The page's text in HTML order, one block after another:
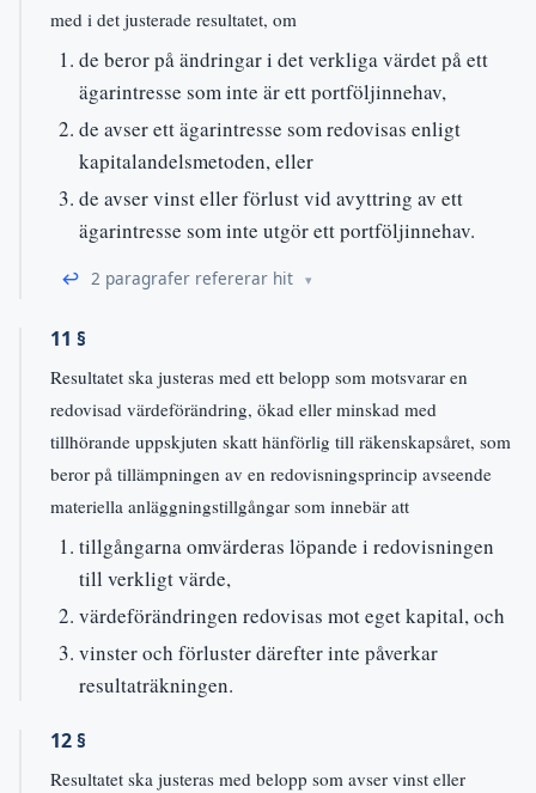
med i det justerade resultatet, om
de beror på ändringar i det verkliga värdet på ett
ägarintresse som inte är ett portföljinnehav,
de avser ett ägarintresse som redovisas enligt
kapitalandelsmetoden, eller
de avser vinst eller förlust vid avyttring av ett
ägarintresse som inte utgör ett portföljinnehav.
↩ 2 paragrafer refererar hit
11 §
Resultatet ska justeras med ett belopp som motsvarar en
redovisad värdeförändring, ökad eller minskad med
tillhörande uppskjuten skatt hänförlig till räkenskapsåret, som
beror på tillämpningen av en redovisningsprincip avseende
materiella anläggningstillgångar som innebär att
tillgångarna omvärderas löpande i redovisningen
till verkligt värde,
värdeförändringen redovisas mot eget kapital, och
vinster och förluster därefter inte påverkar
resultaträkningen.
12 §
Resultatet ska justeras med belopp som avser vinst eller